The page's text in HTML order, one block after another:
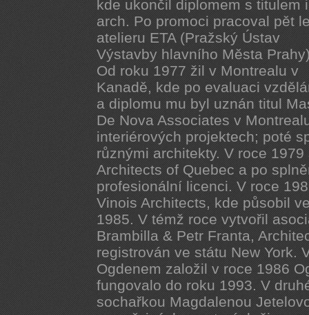
kde ukončil diplomem s titulem
arch. Po promoci pracoval pět
atelieru ETA (Pražský Ústav
Výstavby hlavního Města
Od roku 1977 žil v Montrealu v
Kanadě, kde po evaluaci
a diplomu mu byl uznán titul
De Nova Associates v
interiérových projektech; poté
různými architekty. V roce
Architects of Quebec a po
profesionální licenci. V roce
Vinois Architects, kde působil
1985. V témž roce vytvořil
Brambilla & Petr Franta,
registrován ve státu New York.
Ogdenem založil v roce 1986
fungovalo do roku 1993. V
sochařkou Magdalenou